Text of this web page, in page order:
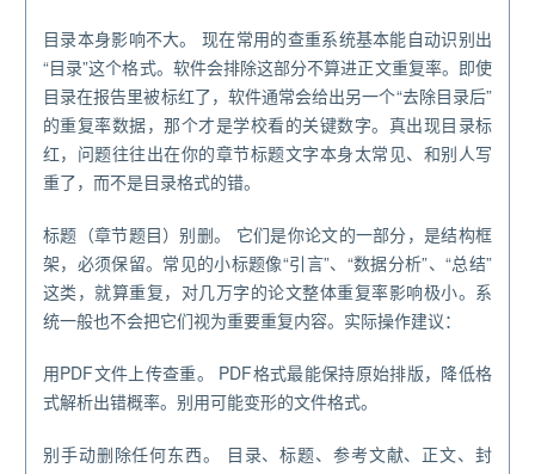
目录本身影响不大。 现在常用的查重系统基本能自动识别出
“目录”这个格式。软件会排除这部分不算进正文重复率。即使
目录在报告里被标红了，软件通常会给出另一个“去除目录后”
的重复率数据，那个才是学校看的关键数字。真出现目录标
红，问题往往出在你的章节标题文字本身太常见、和别人写
重了，而不是目录格式的错。
标题（章节题目）别删。 它们是你论文的一部分，是结构框
架，必须保留。常见的小标题像“引言”、“数据分析”、“总结”
这类，就算重复，对几万字的论文整体重复率影响极小。系
统一般也不会把它们视为重要重复内容。实际操作建议：
用PDF文件上传查重。 PDF格式最能保持原始排版，降低格
式解析出错概率。别用可能变形的文件格式。
别手动删除任何东西。 目录、标题、参考文献、正文、封